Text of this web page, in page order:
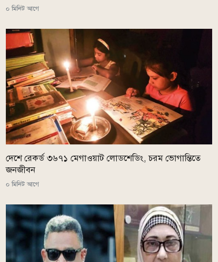
০ মিনিট আগে
দেশে রেকর্ড ৩৬৭১ মেগাওয়াট লোডশেডিং, চরম ভোগান্তিতে
জনজীবন
০ মিনিট আগে